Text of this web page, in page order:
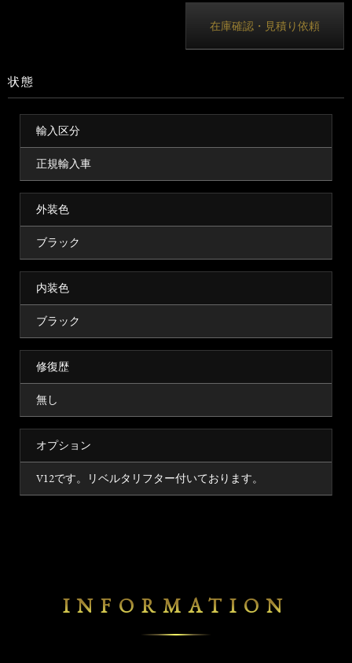
在庫確認・見積り依頼
状態
輸入区分
正規輸入車
外装色
ブラック
内装色
ブラック
修復歴
無し
オプション
V12です。リベルタリフター付いております。
INFORMATION